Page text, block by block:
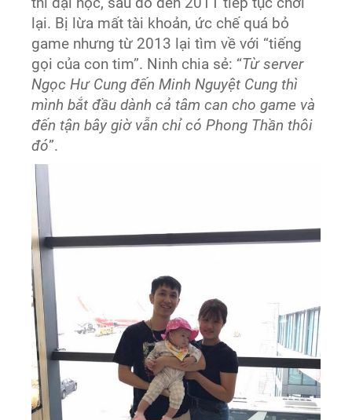
lại. Bị lừa mất tài khoản, ức chế quá bỏ
game nhưng từ 2013 lại tìm về với “tiếng
gọi của con tim”. Ninh chia sẻ: “Từ server
Ngọc Hư Cung đến Minh Nguyệt Cung thì
mình bắt đầu dành cả tâm can cho game và
đến tận bây giờ vẫn chỉ có Phong Thần thôi
đó”.